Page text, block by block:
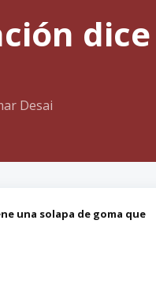
Desai
una solapa de goma que